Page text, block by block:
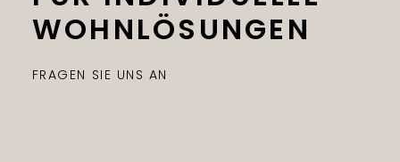
WOHNLÖSUNGEN
FRAGEN SIE UNS AN